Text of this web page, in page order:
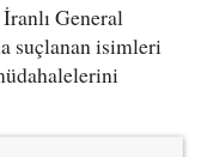
General
suçlanan isimleri